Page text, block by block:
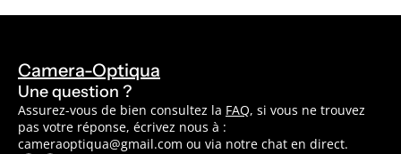
Camera-Optiqua
Une question ?
Assurez-vous de bien consultez la FAQ, si vous ne trouvez
pas votre réponse, écrivez nous à :
cameraoptiqua@gmail.com ou via notre chat en direct.